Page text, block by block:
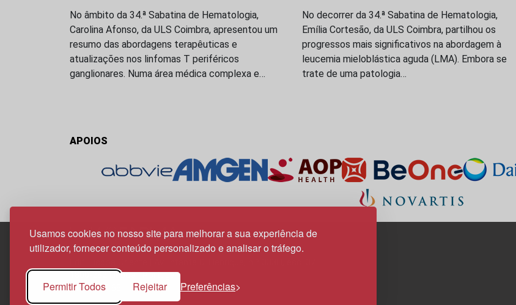
Usamos cookies no nosso site para melhorar a sua experiência de
utilizador, fornecer conteúdo personalizado e analisar o tráfego.
Permitir Todos Rejeitar Preferências
No âmbito da 34.ª Sabatina de Hematologia,
Carolina Afonso, da ULS Coimbra, apresentou um
resumo das abordagens terapêuticas e
atualizações nos linfomas T periféricos
ganglionares. Numa área médica complexa e…
No decorrer da 34.ª Sabatina de Hematologia,
Emília Cortesão, da ULS Coimbra, partilhou os
progressos mais significativos na abordagem à
leucemia mieloblástica aguda (LMA). Embora se
trate de uma patologia…
APOIOS
1800-282 Lisboa | Portugal
21 850 40 65